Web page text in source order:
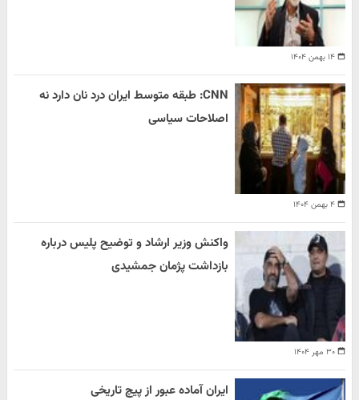
۱۴ بهمن ۱۴۰۴
۴ بهمن ۱۴۰۴
CNN: طبقه متوسط ایران درد نان دارد نه
اصلاحات سیاسی
۳۰ مهر ۱۴۰۴
واکنش وزیر ارشاد و توضیح پلیس درباره
بازداشت پژمان جمشیدی
ایران آماده عبور از پیچ تاریخی